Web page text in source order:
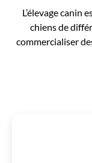
L’élevage canin
chiens de
commercialiser